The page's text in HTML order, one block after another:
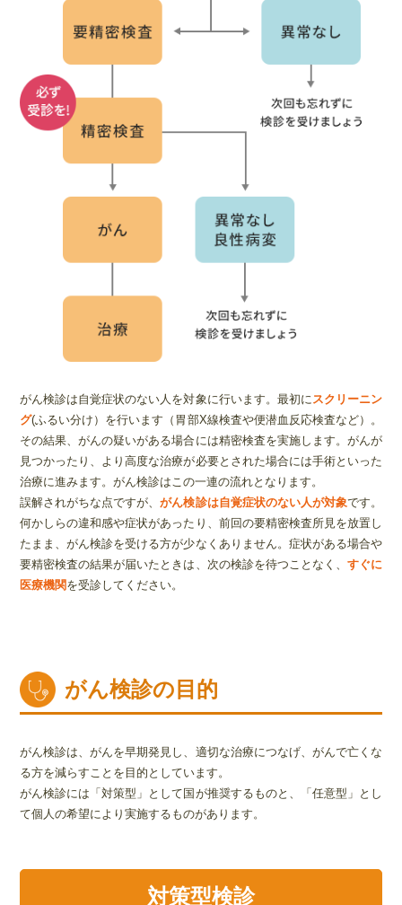
がん検診は自覚症状のない人を対象に行います。最初にスクリーニン
グ(ふるい分け）を行います（胃部X線検査や便潜血反応検査など）。
その結果、がんの疑いがある場合には精密検査を実施します。がんが
見つかったり、より高度な治療が必要とされた場合には手術といった
治療に進みます。がん検診はこの一連の流れとなります。
誤解されがちな点ですが、がん検診は自覚症状のない人が対象です。
何かしらの違和感や症状があったり、前回の要精密検査所見を放置し
たまま、がん検診を受ける方が少なくありません。症状がある場合や
要精密検査の結果が届いたときは、次の検診を待つことなく、 すぐに
医療機関を受診してください。
がん検診の目的
がん検診は、がんを早期発見し、適切な治療につなげ、がんで亡くな
る方を減らすことを目的としています。
がん検診には「対策型」として国が推奨するものと、「任意型」とし
て個人の希望により実施するものがあります。
対策型検診